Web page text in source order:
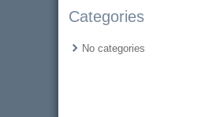
Categories
No categories